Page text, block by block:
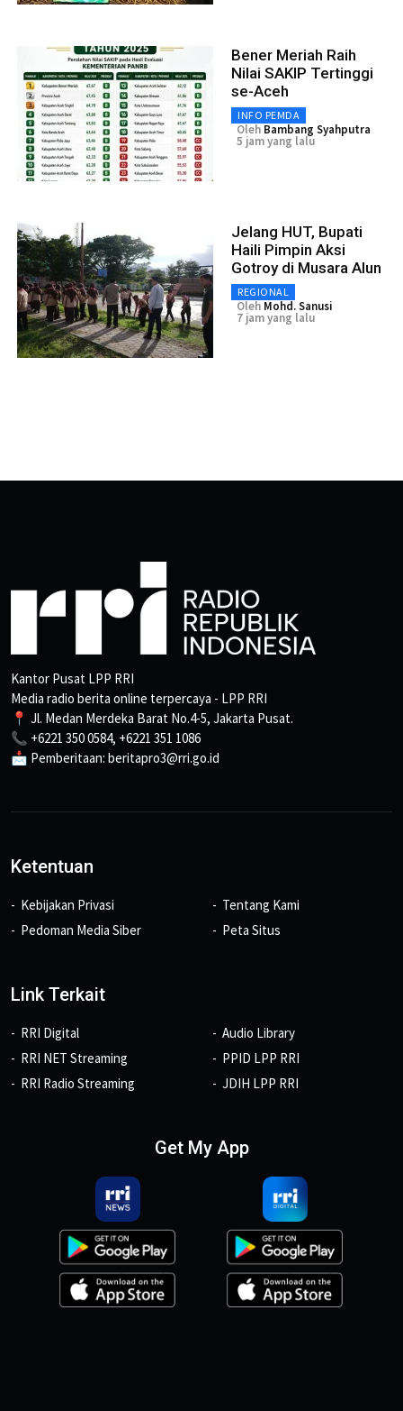
Bener Meriah Raih
Nilai SAKIP Tertinggi
se-Aceh
INFO PEMDA
Oleh Bambang Syahputra
5 jam yang lalu
Jelang HUT, Bupati
Haili Pimpin Aksi
Gotroy di Musara Alun
REGIONAL
Oleh Mohd. Sanusi
7 jam yang lalu
Kantor Pusat LPP RRI
Media radio berita online terpercaya - LPP RRI
📍 Jl. Medan Merdeka Barat No.4-5, Jakarta Pusat.
📞 +6221 350 0584, +6221 351 1086
📩 Pemberitaan: beritapro3@rri.go.id
Ketentuan
Kebijakan Privasi
Pedoman Media Siber
Tentang Kami
Peta Situs
Link Terkait
RRI Digital
RRI NET Streaming
RRI Radio Streaming
Audio Library
PPID LPP RRI
JDIH LPP RRI
Get My App